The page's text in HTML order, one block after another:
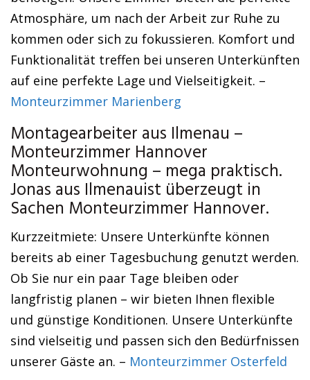
Atmosphäre, um nach der Arbeit zur Ruhe zu
kommen oder sich zu fokussieren. Komfort und
Funktionalität treffen bei unseren Unterkünften
auf eine perfekte Lage und Vielseitigkeit. –
Monteurzimmer Marienberg
Montagearbeiter aus Ilmenau –
Monteurzimmer Hannover
Monteurwohnung – mega praktisch.
Jonas aus Ilmenauist überzeugt in
Sachen Monteurzimmer Hannover.
Kurzzeitmiete: Unsere Unterkünfte können
bereits ab einer Tagesbuchung genutzt werden.
Ob Sie nur ein paar Tage bleiben oder
langfristig planen – wir bieten Ihnen flexible
und günstige Konditionen. Unsere Unterkünfte
sind vielseitig und passen sich den Bedürfnissen
unserer Gäste an. – Monteurzimmer Osterfeld